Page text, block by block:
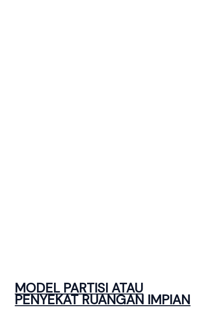
MODEL PARTISI ATAU
PENYEKAT RUANGAN IMPIAN